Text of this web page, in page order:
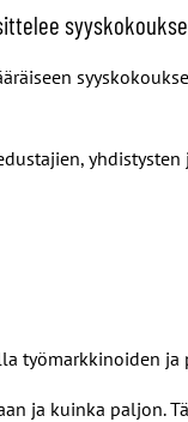
työmarkkinoiden
ja kuinka paljon.